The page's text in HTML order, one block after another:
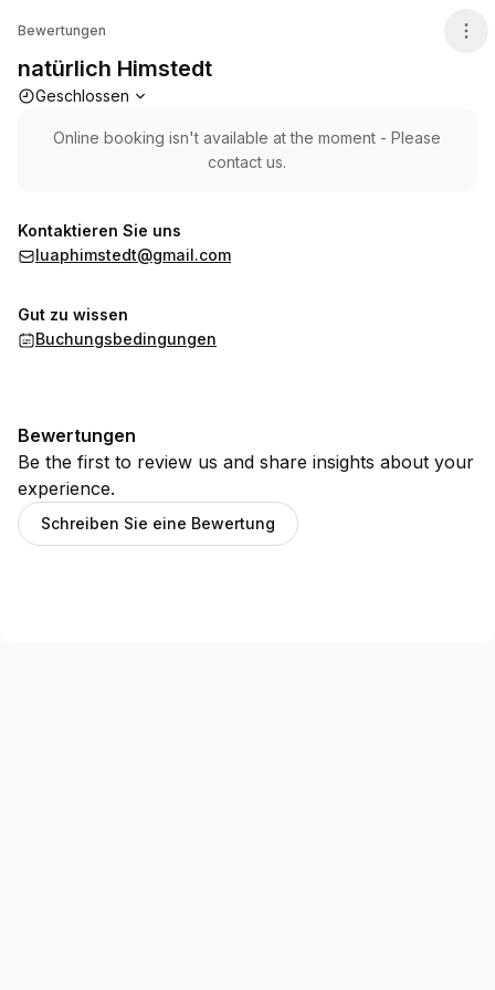
Bewertungen
natürlich Himstedt
Die Öffnungszeiten
Geschlossen
Online booking isn't available at the moment - Please
contact us.
Kontaktieren Sie uns
luaphimstedt@gmail.com
Gut zu wissen
Buchungsbedingungen
Bewertungen
Be the first to review us and share insights about your
experience.
Schreiben Sie eine Bewertung